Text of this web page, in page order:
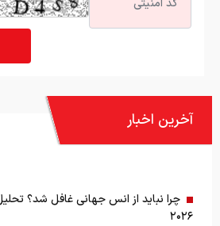
آخرین اخبار
چرا نباید از انس جهانی غافل شد؟
۲۰۲۶